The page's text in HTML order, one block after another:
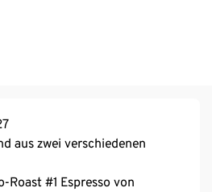
aus zwei verschiedenen
Roast #1 Espresso von